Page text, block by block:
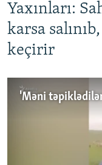
Yaxınları:
karsa
keçirir
No media